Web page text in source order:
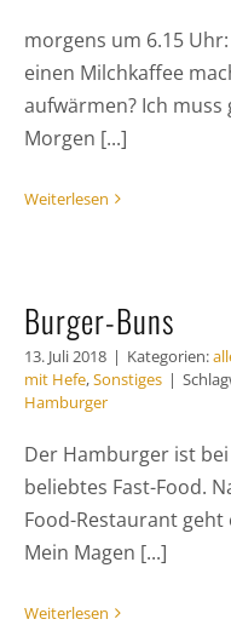
morgens um 6.15
einen Milchkaffee
aufwärmen? Ich
Morgen [...]
Weiterlesen
Burger-Buns
13. Juli 2018 | Kategorien:
mit Hefe,Sonstiges |
Hamburger
Der Hamburger ist
beliebtes Fast-Food.
Food-Restaurant
Mein Magen [...]
Weiterlesen